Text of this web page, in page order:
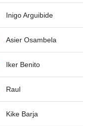
Inigo Arguibide
Asier Osambela
Iker Benito
Raul
Kike Barja